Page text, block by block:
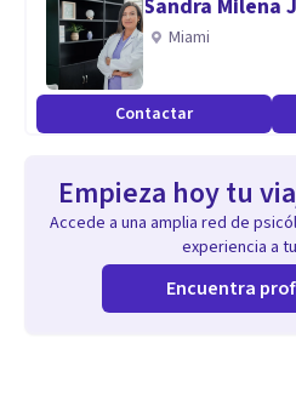
Sandra Milena
Miami
Contactar
Empieza hoy tu
Accede a una amplia red de
experiencia a
Encuentra